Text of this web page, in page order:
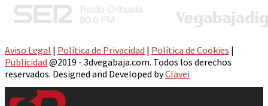
Aviso Legal | Política de Privacidad | Política de Cookies |
Publicidad @2019 - 3dvegabaja.com. Todos los derechos
reservados. Designed and Developed byClavei